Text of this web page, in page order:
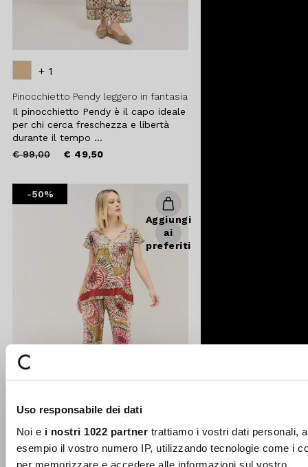
Uso responsabile dei dati
Noi e i nostri 1022 partnertrattiamo i vostri dati personali,
esempio il vostro numero IP, utilizzando tecnologie come i
per memorizzare e accedere alle informazioni sul vostro
+ 1
Pinocchietto Pendy leggero in fantasia
Il pinocchietto Pendy è il capo ideale
per chi cerca freschezza e libertà
durante il tempo ...
Price
€ 99,00to € 49,50
-50%
Aggiungi
ai
preferiti